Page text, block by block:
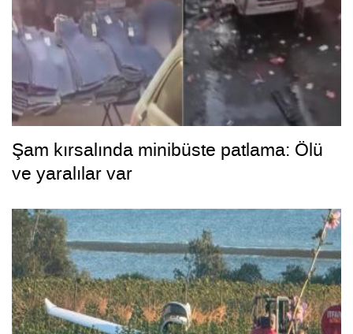
Şam kırsalında minibüste patlama: Ölü
ve yaralılar var